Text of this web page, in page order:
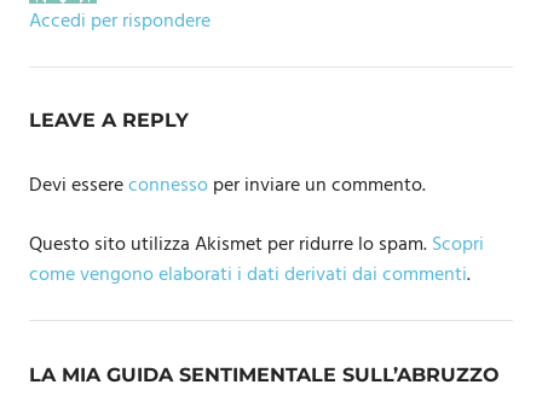
Accedi per rispondere
LEAVE A REPLY
Devi essereconnessoper inviare un commento.
Questo sito utilizza Akismet per ridurre lo spam.Scopri
come vengono elaborati i dati derivati dai commenti.
LA MIA GUIDA SENTIMENTALE SULL’ABRUZZO